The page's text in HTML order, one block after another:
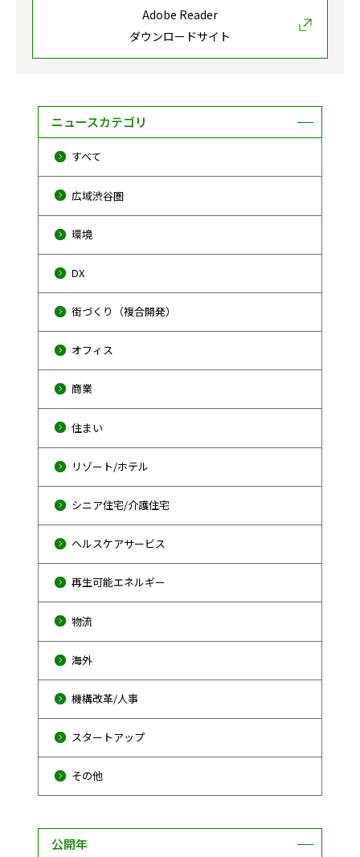
ニュースカテゴリ
すべて
広域渋谷圏
環境
DX
街づくり（複合開発）
オフィス
商業
住まい
リゾート/ホテル
シニア住宅/介護住宅
ヘルスケアサービス
再生可能エネルギー
物流
海外
機構改革/人事
スタートアップ
その他
公開年
Adobe Reader
ダウンロードサイト